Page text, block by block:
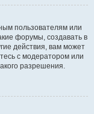
пользователям или
форумы, создавать в
действия, вам может
с модератором или
разрешения.